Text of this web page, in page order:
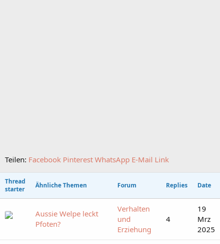
Teilen: Facebook Pinterest WhatsApp E-Mail Link
Thread
starter
Ähnliche Themen Forum Replies Date
Aussie Welpe leckt
Pfoten?
Verhalten
und
Erziehung
4
19
Mrz
2025